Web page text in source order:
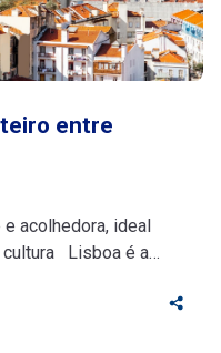
entre
acolhedora, ideal
cultura Lisboa é a
conectam